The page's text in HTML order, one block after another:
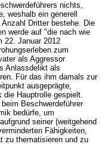
nichts,
weshalb ein generell
Dritter bestehe. Die
werde auf "die nach wie
22. Januar 2012
zum
als Aggressor
Anlassdelikt als
Für das ihm damals zur
ausgeprägte,
Hauptrolle gespielt.
Beschwerdeführer
bedürfe, um
seiner (weitgehend
Fähigkeiten,
zu thematisieren und zu